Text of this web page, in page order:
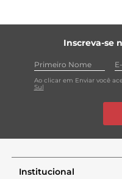
Inscreva-se
Ao clicar em Enviar você
Sul
Institucional